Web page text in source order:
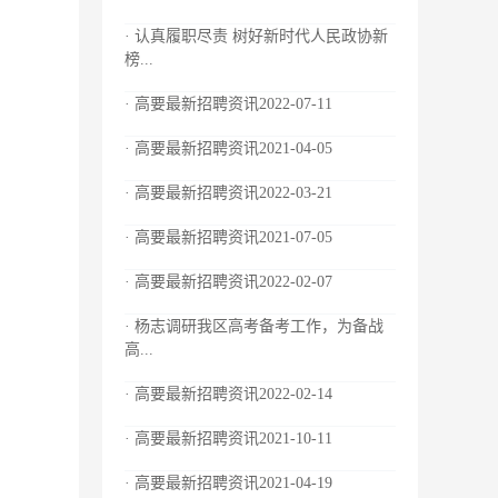
· 认真履职尽责 树好新时代人民政协新
榜...
· 高要最新招聘资讯2022-07-11
· 高要最新招聘资讯2021-04-05
· 高要最新招聘资讯2022-03-21
· 高要最新招聘资讯2021-07-05
· 高要最新招聘资讯2022-02-07
· 杨志调研我区高考备考工作，为备战
高...
· 高要最新招聘资讯2022-02-14
· 高要最新招聘资讯2021-10-11
· 高要最新招聘资讯2021-04-19